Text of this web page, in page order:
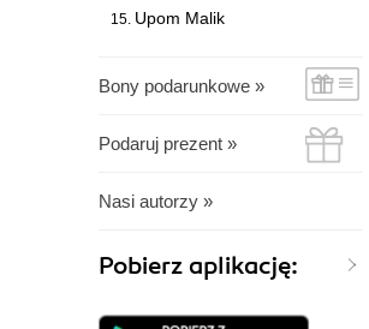
Upom Malik
Bony podarunkowe »
Podaruj prezent »
Nasi autorzy »
Pobierz aplikację: